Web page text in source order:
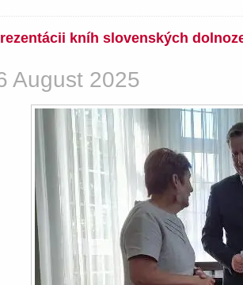
kníh slovenských
August 2025